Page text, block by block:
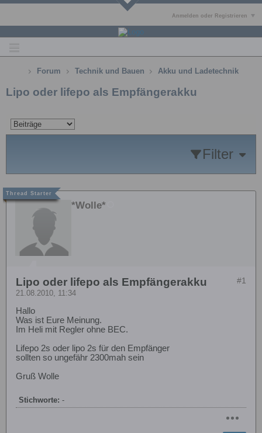
Anmelden oder Registrieren
Forum Technik und Bauen Akku und Ladetechnik
Lipo oder lifepo als Empfängerakku
Filter
*Wolle*
#1
Lipo oder lifepo als Empfängerakku
21.08.2010, 11:34
Hallo
Was ist Eure Meinung.
Im Heli mit Regler ohne BEC.
Lifepo 2s oder lipo 2s für den Empfänger
sollten so ungefähr 2300mah sein
Gruß Wolle
Stichworte: -